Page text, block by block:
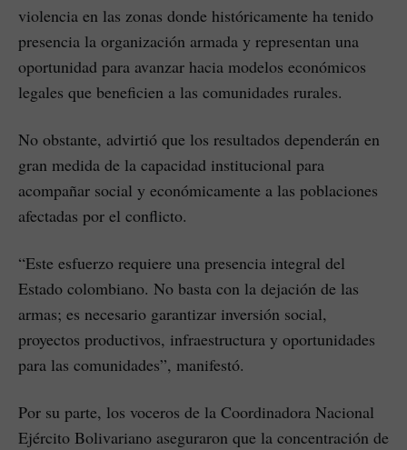
violencia en las zonas donde históricamente ha tenido
presencia la organización armada y representan una
oportunidad para avanzar hacia modelos económicos
legales que beneficien a las comunidades rurales.
No obstante, advirtió que los resultados dependerán en
gran medida de la capacidad institucional para
acompañar social y económicamente a las poblaciones
afectadas por el conflicto.
“Este esfuerzo requiere una presencia integral del
Estado colombiano. No basta con la dejación de las
armas; es necesario garantizar inversión social,
proyectos productivos, infraestructura y oportunidades
para las comunidades”, manifestó.
Por su parte, los voceros de la Coordinadora Nacional
Ejército Bolivariano aseguraron que la concentración de